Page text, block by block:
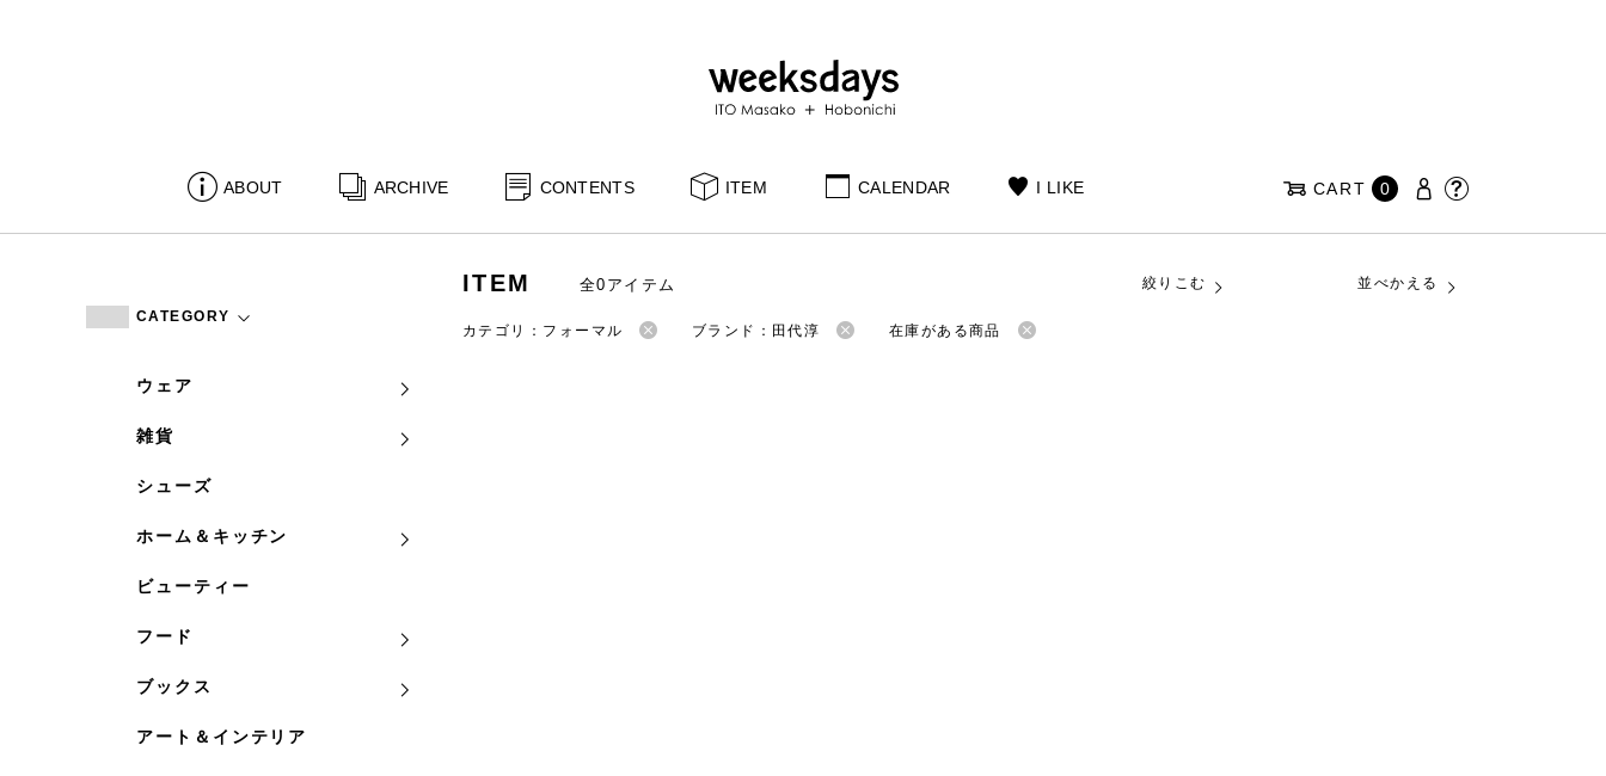
ABOUT ARCHIVE CONTENTS ITEM CALENDAR I LIKE CART 0
CATEGORY
ウェア
雑貨
シューズ
ホーム＆キッチン
ビューティー
フード
ブックス
アート＆インテリア
ITEM 全0アイテム 絞りこむ 並べかえる
カテゴリ：フォーマル ブランド：田代淳 在庫がある商品